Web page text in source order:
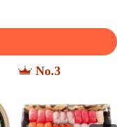
No.3